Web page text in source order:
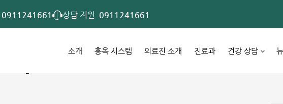
0911241661 상담 지원 0911241661
소개 홍옥 시스템 의료진 소개 진료과 건강 상담